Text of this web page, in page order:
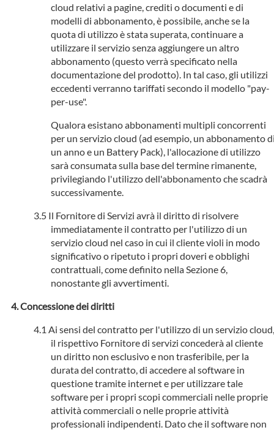
cloud relativi a pagine, crediti o documenti e di
modelli di abbonamento, è possibile, anche se la
quota di utilizzo è stata superata, continuare a
utilizzare il servizio senza aggiungere un altro
abbonamento (questo verrà specificato nella
documentazione del prodotto). In tal caso, gli utilizzi
eccedenti verranno tariffati secondo il modello "pay-
per-use".
Qualora esistano abbonamenti multipli concorrenti
per un servizio cloud (ad esempio, un abbonamento
un anno e un Battery Pack), l'allocazione di utilizzo
sarà consumata sulla base del termine rimanente,
privilegiando l'utilizzo dell'abbonamento che scadrà
successivamente.
Il Fornitore di Servizi avrà il diritto di risolvere
immediatamente il contratto per l'utilizzo di un
servizio cloud nel caso in cui il cliente violi in modo
significativo o ripetuto i propri doveri e obblighi
contrattuali, come definito nella Sezione 6,
nonostante gli avvertimenti.
Concessione dei diritti
Ai sensi del contratto per l'utilizzo di un servizio cloud,
il rispettivo Fornitore di servizi concederà al cliente
un diritto non esclusivo e non trasferibile, per la
durata del contratto, di accedere al software in
questione tramite internet e per utilizzare tale
software per i propri scopi commerciali nelle proprie
attività commerciali o nelle proprie attività
professionali indipendenti. Dato che il software non